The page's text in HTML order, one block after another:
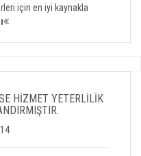
için en iyi kaynakla
HİZMET YETERLİLİK